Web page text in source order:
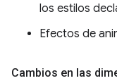
los estilos
Efectos de
Cambios en las